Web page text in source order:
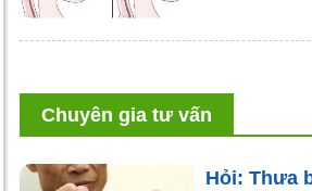
Chuyên gia tư vấn
Hỏi: Thưa